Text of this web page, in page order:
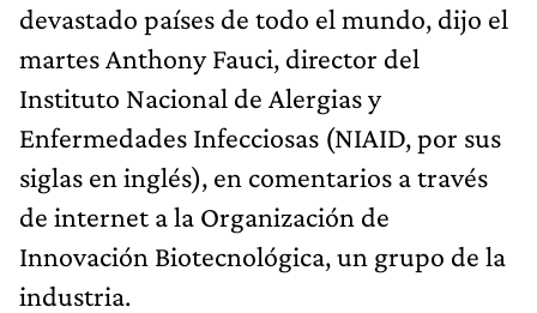
devastado países de todo el mundo, dijo el
martes Anthony Fauci, director del
Instituto Nacional de Alergias y
Enfermedades Infecciosas (NIAID, por sus
siglas en inglés), en comentarios a través
de internet a la Organización de
Innovación Biotecnológica, un grupo de la
industria.